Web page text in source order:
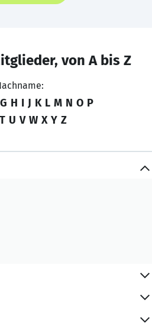
von A bis Z
G H I J K L M N O P
T U V W X Y Z